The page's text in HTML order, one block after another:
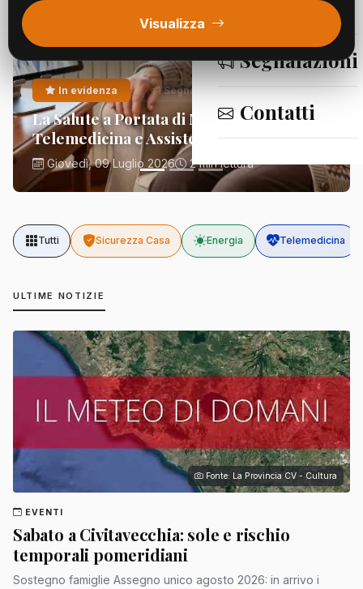
Eventi
Segnalazioni
Contatti
Visualizza
In evidenza Segnalazioni
La Salute a Portata di Mano:
Telemedicina e Assistenza Domiciliare
Giovedì, 09 Luglio 2026 2 min lettura
Tutti Sicurezza Casa Energia Telemedicina
ULTIME NOTIZIE
Fonte: La Provincia CV - Cultura
EVENTI
Sabato a Civitavecchia: sole e rischio
temporali pomeridiani
Sostegno famiglie Assegno unico agosto 2026: in arrivo i